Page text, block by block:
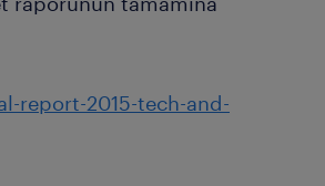
report-2015-tech-and-